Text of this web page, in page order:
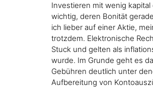
Investieren mit wenig
wichtig, deren Bonität
ich lieber auf einer Aktie,
trotzdem. Elektronische
Stuck und gelten als
wurde. Im Grunde geht es
Gebühren deutlich unter
Aufbereitung von